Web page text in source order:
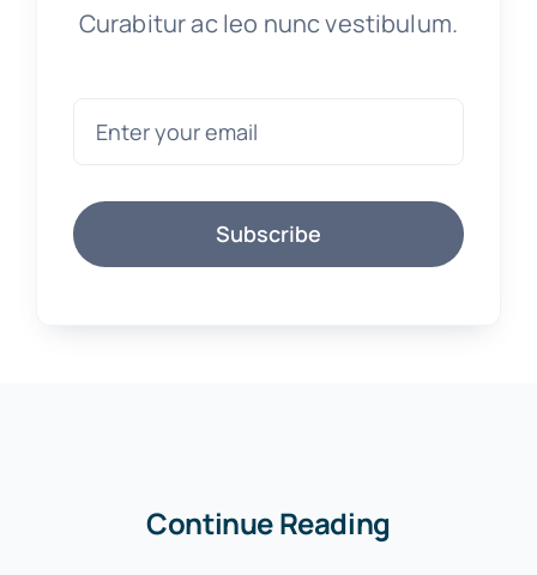
Curabitur ac leo nunc vestibulum.
Subscribe
Continue Reading